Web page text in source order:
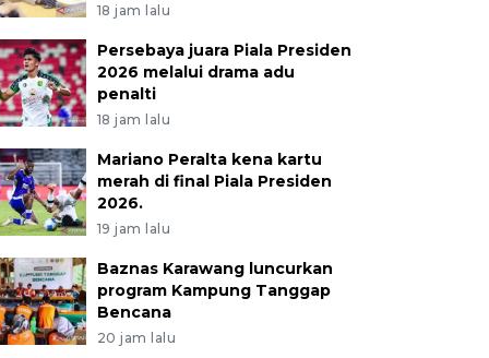
18 jam lalu
Persebaya juara Piala Presiden
2026 melalui drama adu
penalti
18 jam lalu
Mariano Peralta kena kartu
merah di final Piala Presiden
2026.
19 jam lalu
Baznas Karawang luncurkan
program Kampung Tanggap
Bencana
20 jam lalu